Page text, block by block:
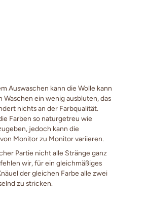
Auswaschen kann die Wolle kann
Waschen ein wenig ausbluten, das
nichts an der Farbqualität.
Farben so naturgetreu wie
jedoch kann die
Monitor zu Monitor variieren.
Partie nicht alle Stränge ganz
wir, für ein gleichmäßiges
der gleichen Farbe alle zwei
zu stricken.